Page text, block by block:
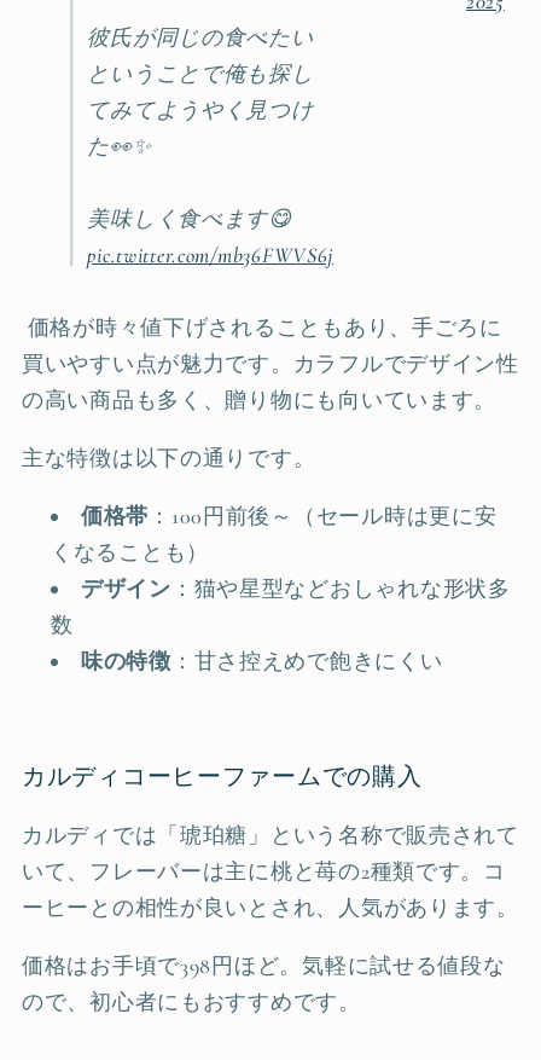
彼氏が同じの食べたい
ということで俺も探し
てみてようやく見つけ
た👀✨
美味しく食べます😋
pic.twitter.com/mb36FWVS6j
価格が時々値下げされることもあり、手ごろに
買いやすい点が魅力です。カラフルでデザイン性
の高い商品も多く、贈り物にも向いています。
主な特徴は以下の通りです。
価格帯 ：100円前後～（セール時は更に安
くなることも）
デザイン ：猫や星型などおしゃれな形状多
数
味の特徴 ：甘さ控えめで飽きにくい
カルディコーヒーファームでの購入
カルディでは「琥珀糖」という名称で販売されて
いて、フレーバーは主に桃と苺の2種類です。コ
ーヒーとの相性が良いとされ、人気があります。
価格はお手頃で398円ほど。気軽に試せる値段な
ので、初心者にもおすすめです。